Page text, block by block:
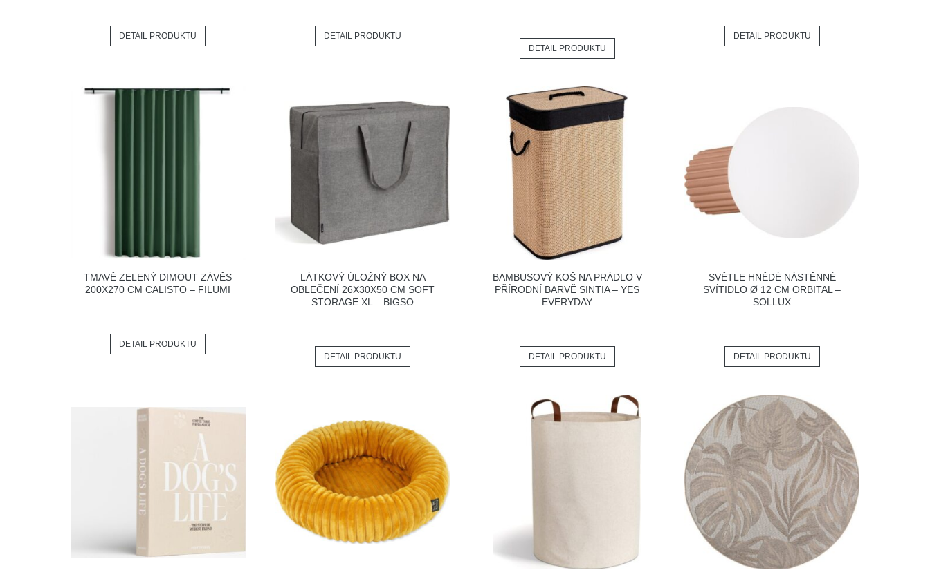
DETAIL PRODUKTU DETAIL PRODUKTU
DETAIL PRODUKTU
DETAIL PRODUKTU
TMAVĚ ZELENÝ DIMOUT ZÁVĚS
200X270 CM CALISTO – FILUMI
DETAIL PRODUKTU
LÁTKOVÝ ÚLOŽNÝ BOX NA
OBLEČENÍ 26X30X50 CM SOFT
STORAGE XL – BIGSO
DETAIL PRODUKTU
BAMBUSOVÝ KOŠ NA PRÁDLO V
PŘÍRODNÍ BARVĚ SINTIA – YES
EVERYDAY
DETAIL PRODUKTU
SVĚTLE HNĚDÉ NÁSTĚNNÉ
SVÍTIDLO Ø 12 CM ORBITAL –
SOLLUX
DETAIL PRODUKTU